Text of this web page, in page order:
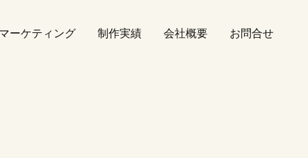
ーケティング 制作実績 会社概要 お問合せ